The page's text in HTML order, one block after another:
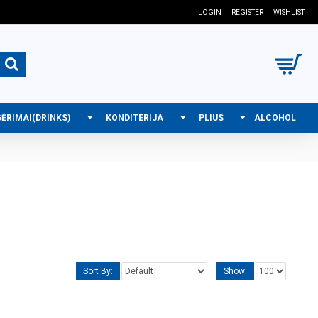
LOGIN REGISTER WISHLIST
KONDITERIJA PLIUS ALCOHOL
Sort By: Show: